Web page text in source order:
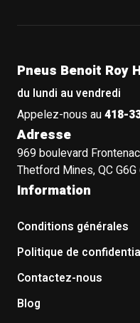
Pneus Benoit Roy
du lundi au vendredi
Appelez-nous au418-
Adresse
969 boulevard
Thetford Mines, QC
Information
Conditions générales
Politique de
Contactez-nous
Blog